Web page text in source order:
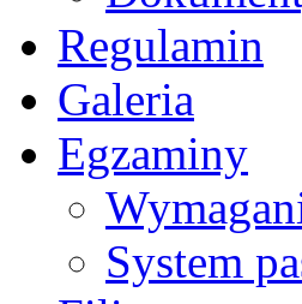
Regulamin
Galeria
Egzaminy
System